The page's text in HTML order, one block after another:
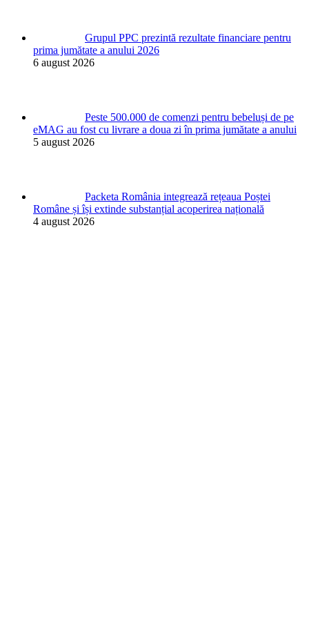
Grupul PPC prezintă rezultate financiare pentru
prima jumătate a anului 2026
6 august 2026
Peste 500.000 de comenzi pentru bebeluși de pe
eMAG au fost cu livrare a doua zi în prima jumătate a anului
5 august 2026
Packeta România integrează rețeaua Poștei
Române și își extinde substanțial acoperirea națională
4 august 2026